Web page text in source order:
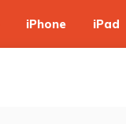
iPhone iPad